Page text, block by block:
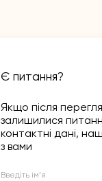
Є питання?
Якщо після
залишилися
контактні дані,
з вами
Введіть ім’я